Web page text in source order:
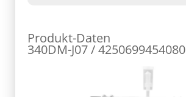
Produkt-Daten
340DM-J07 / 4250699454080